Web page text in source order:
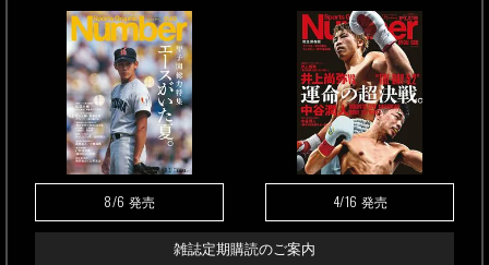
8/6 発売 4/16 発売
雑誌定期購読のご案内